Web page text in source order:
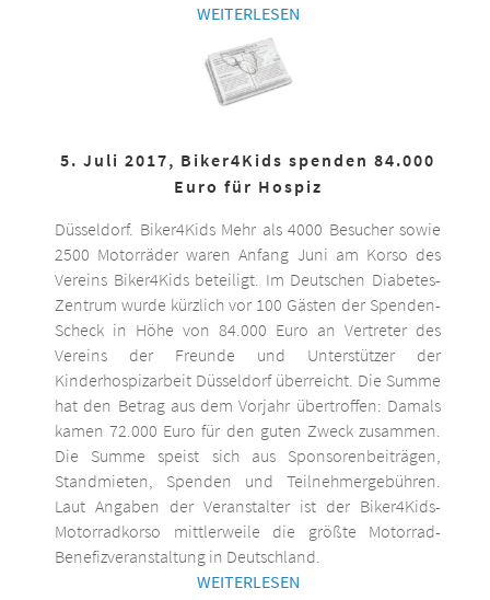
WEITERLESEN
5. Juli 2017, Biker4Kids spenden 84.000
Euro für Hospiz
Düsseldorf. Biker4Kids Mehr als 4000 Besucher sowie
2500 Motorräder waren Anfang Juni am Korso des
Vereins Biker4Kids beteiligt. Im Deutschen Diabetes-
Zentrum wurde kürzlich vor 100 Gästen der Spenden-
Scheck in Höhe von 84.000 Euro an Vertreter des
Vereins der Freunde und Unterstützer der
Kinderhospizarbeit Düsseldorf überreicht. Die Summe
hat den Betrag aus dem Vorjahr übertroffen: Damals
kamen 72.000 Euro für den guten Zweck zusammen.
Die Summe speist sich aus Sponsorenbeiträgen,
Standmieten, Spenden und Teilnehmergebühren.
Laut Angaben der Veranstalter ist der Biker4Kids-
Motorradkorso mittlerweile die größte Motorrad-
Benefizveranstaltung in Deutschland.
WEITERLESEN